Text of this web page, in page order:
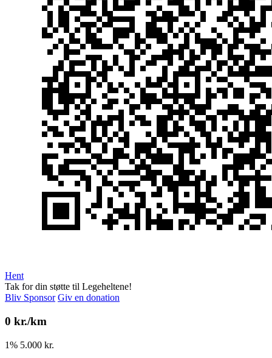
Hent
Tak for din støtte til Legeheltene!
Bliv Sponsor Giv en donation
0 kr./km
1% 5.000 kr.